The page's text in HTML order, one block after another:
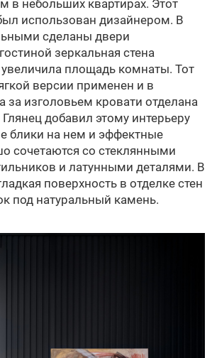
в небольших квартирах. Этот
использован дизайнером. В
сделаны двери
зеркальная стена
площадь комнаты. Тот
версии применен и в
за изголовьем кровати отделана
добавил этому интерьеру
блики на нем и эффектные
сочетаются со стеклянными
и латунными деталями. В
поверхность в отделке стен
под натуральный камень.